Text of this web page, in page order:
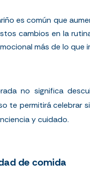
es común que
cambios en la
más de lo que
no significa
te permitirá celebrar
y cuidado.
de comida